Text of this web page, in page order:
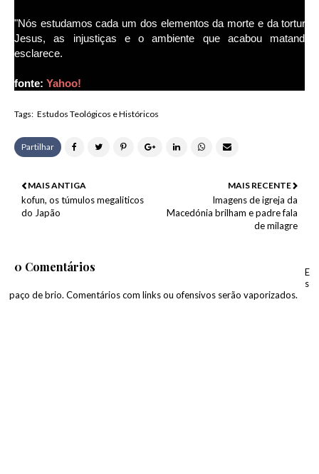
"Nós estudamos cada um dos elementos da morte e da tortura
Jesus, as injustiças e o ambiente que acabou matando-
esclarece.
fonte: Yahoo!
Tags: Estudos Teológicos e Históricos
Partilhar
MAIS RECENTE
Imagens de igreja da
Macedónia brilham e padre fala
de milagre
MAIS ANTIGA
kofun, os túmulos megaliticos
do Japão
0 Comentários
E
s
paço de brio. Comentários com links ou ofensivos serão vaporizados.